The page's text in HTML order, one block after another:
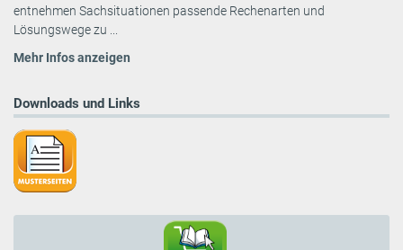
entnehmen Sachsituationen passende Rechenarten und
Lösungswege zu ...
Mehr Infos anzeigen
Downloads und Links